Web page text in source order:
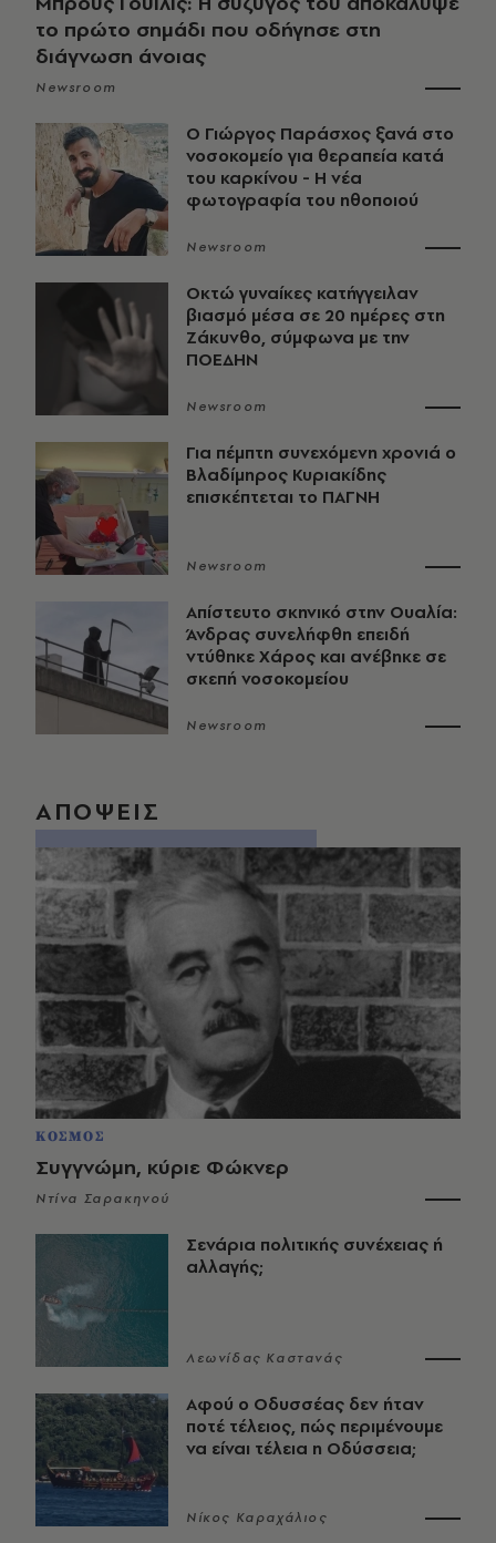
το πρώτο σημάδι που οδήγησε στη
διάγνωση άνοιας
Newsroom
O Γιώργος Παράσχος ξανά στο
νοσοκομείο για θεραπεία κατά
του καρκίνου - Η νέα
φωτογραφία του ηθοποιού
Newsroom
Οκτώ γυναίκες κατήγγειλαν
βιασμό μέσα σε 20 ημέρες στη
Ζάκυνθο, σύμφωνα με την
ΠΟΕΔΗΝ
Newsroom
Για πέμπτη συνεχόμενη χρονιά ο
Βλαδίμηρος Κυριακίδης
επισκέπτεται το ΠΑΓΝΗ
Newsroom
Απίστευτο σκηνικό στην Ουαλία:
Άνδρας συνελήφθη επειδή
ντύθηκε Χάρος και ανέβηκε σε
σκεπή νοσοκομείου
Newsroom
ΑΠΟΨΕΙΣ
ΚΟΣΜΟΣ
Συγγνώμη, κύριε Φώκνερ
Ντίνα Σαρακηνού
Σενάρια πολιτικής συνέχειας ή
αλλαγής;
Λεωνίδας Καστανάς
Αφού ο Οδυσσέας δεν ήταν
ποτέ τέλειος, πώς περιμένουμε
να είναι τέλεια η Οδύσσεια;
Νίκος Καραχάλιος